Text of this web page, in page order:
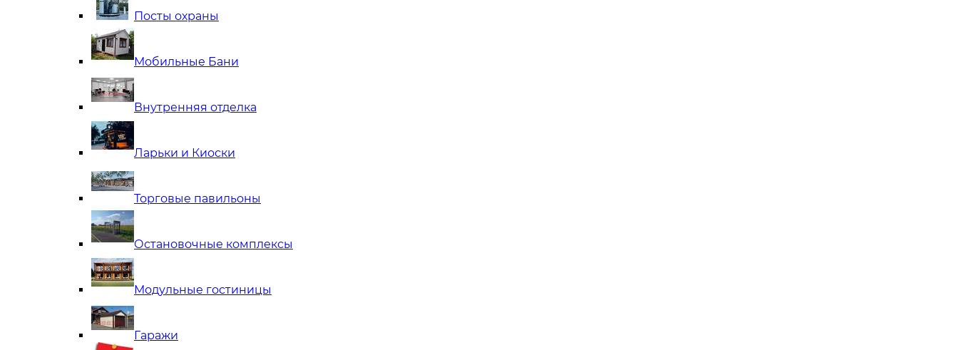
Посты охраны
Мобильные Бани
Внутренняя отделка
Ларьки и Киоски
Торговые павильоны
Остановочные комплексы
Модульные гостиницы
Гаражи